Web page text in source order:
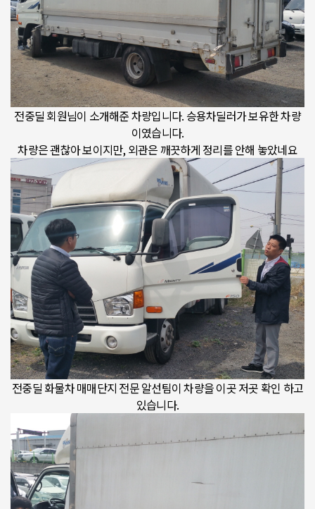
전중딜 회원님이 소개해준 차량입니다. 승용차딜러가 보유한 차량
이였습니다.
차량은 괜찮아 보이지만, 외관은 깨끗하게 정리를 안해 놓았네요
전중딜 화물차 매매단지 전문 알선팀이 차량을 이곳 저곳 확인 하고
있습니다.